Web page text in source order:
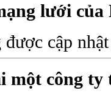
lưới
cập nhật
một công